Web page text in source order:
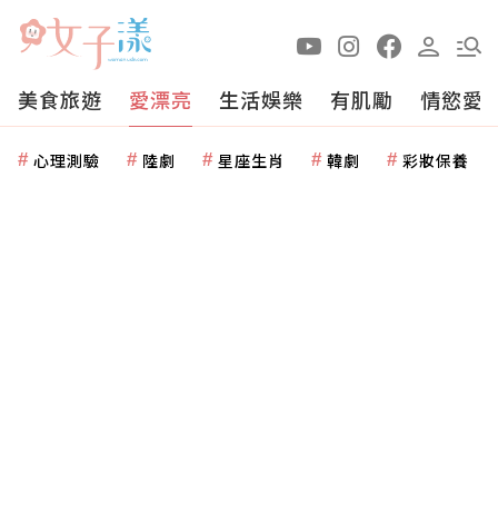
美食旅遊 愛漂亮 生活娛樂 有肌勵 情慾愛
心理測驗 陸劇 星座生肖 韓劇 彩妝保養